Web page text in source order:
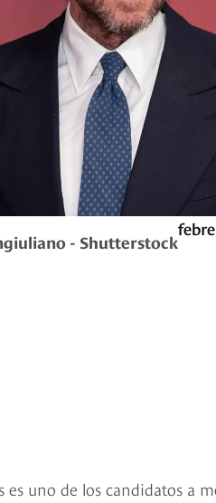
- Shutterstock
es uno de los candidatos a